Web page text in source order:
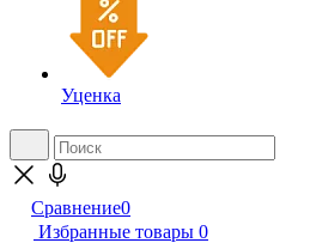
Уценка
Сравнение0
Избранные товары 0